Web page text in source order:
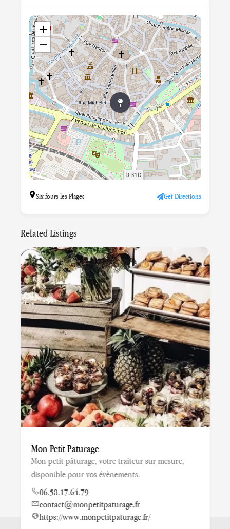
+
−
Six fours les Plages Get Directions
Related Listings
Mon Petit Paturage
Mon petit pâturage, votre traiteur sur mesure,
disponible pour vos évènements.
06.58.17.64.79
contact@monpetitpaturage.fr
https://www.monpetitpaturage.fr/